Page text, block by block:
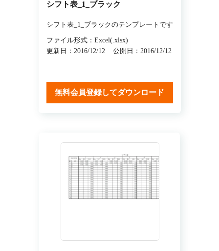
シフト表_1_ブラック
シフト表_1_ブラックのテンプレートです
ファイル形式：Excel(.xlsx)
更新日：2016/12/12
公開日：2016/12/12
無料会員登録してダウンロード